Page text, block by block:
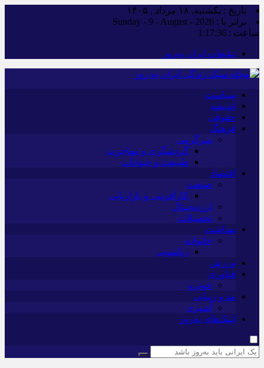
تاریخ : یکشنبه, ۱۸ مرداد , ۱۴۰۵
برابر با : Sunday - 9 - August - 2026
ساعت : 1:17:36
تبلیغات ایران به‌روز
سیاست
اندیشه
حقوقی
فرهنگ
سرگرمی
گردشگری و مهاجرت
طبیعت و حیوانات
اقتصاد
صنعت
کارآفرینی و بازاریابی
ارزدیجیتال
تحصیلات
بهداشت
خانواده
زناشویی
ورزش
فناوری
خودرو
مد و زیبایی
آشپزی
لینک‌های به‌روز